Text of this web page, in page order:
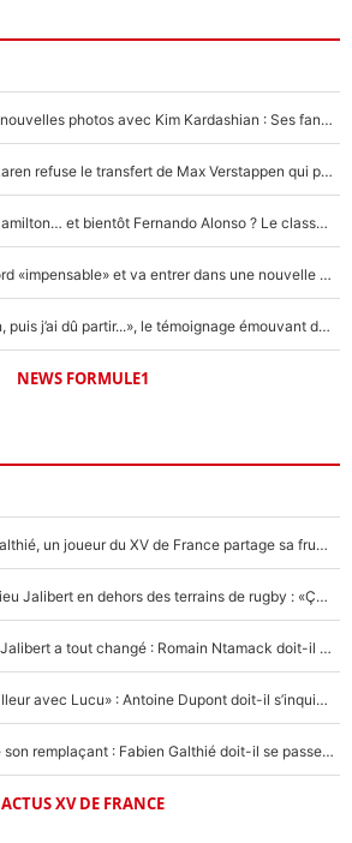
Lewis Hamilton poste de nouvelles photos avec Kim Kardashian : Ses fans le voient déjà redevenir champion du monde de F1 grâce à elle !
F1 - Une légende de McLaren refuse le transfert de Max Verstappen qui pourrait «faire des vagues» et plomber l'ambiance dans l'équipe
Max Verstappen, Lewis Hamilton… et bientôt Fernando Alonso ? Le classement des pilotes les mieux payés en Formule 1 risque de changer !
F1 - Alpine signe un accord «impensable» et va entrer dans une nouvelle dimension : Grande nouvelle pour Pierre Gasly !
F1 : « Je lui ai fait un câlin, puis j’ai dû partir...», le témoignage émouvant de Max Verstappen sur sa fille
NEWS FORMULE1
Mis de côté par Fabien Galthié, un joueur du XV de France partage sa frustration : «ils ne me l’ont pas dit tout de suite»
La raison d'être de Matthieu Jalibert en dehors des terrains de rugby : «Ça m'atteint autant que si tu touches à un membre de ma famille»
XV de France - Matthieu Jalibert a tout changé : Romain Ntamack doit-il s’inquiéter pour sa place à un an de la Coupe du monde ?
«Le XV de France est meilleur avec Lucu» : Antoine Dupont doit-il s’inquiéter pour sa place ?
Le XV de France a trouvé son remplaçant : Fabien Galthié doit-il se passer d'Antoine Dupont ?
ACTUS XV DE FRANCE